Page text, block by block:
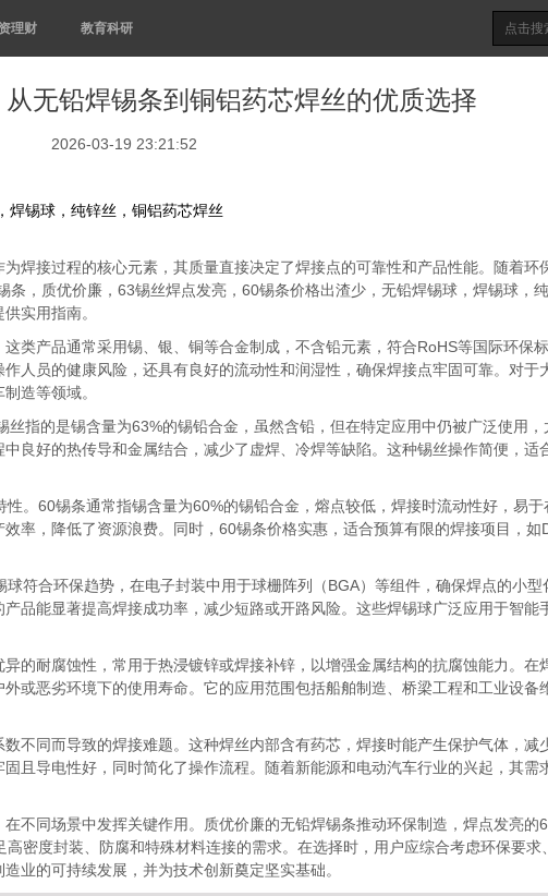
理财 教育科研
无铅焊锡条到铜铝药芯焊丝的优质选择
2026-03-19 23:21:52
焊锡球，纯锌丝，铜铝药芯焊丝
焊接过程的核心元素，其质量直接决定了焊接点的可靠性和产品性能。随着环
，质优价廉，63锡丝焊点发亮，60锡条价格出渣少，无铅焊锡球，焊锡球，
实用指南。
类产品通常采用锡、银、铜等合金制成，不含铅元素，符合RoHS等国际环保
员的健康风险，还具有良好的流动性和润湿性，确保焊接点牢固可靠。对于
造等领域。
指的是锡含量为63%的锡铅合金，虽然含铅，但在特定应用中仍被广泛使用
良好的热传导和金属结合，减少了虚焊、冷焊等缺陷。这种锡丝操作简便，适
。60锡条通常指锡含量为60%的锡铅合金，熔点较低，焊接时流动性好，易
率，降低了资源浪费。同时，60锡条价格实惠，适合预算有限的焊接项目，如
符合环保趋势，在电子封装中用于球栅阵列（BGA）等组件，确保焊点的小
品能显著提高焊接成功率，减少短路或开路风险。这些焊锡球广泛应用于智能
的耐腐蚀性，常用于热浸镀锌或焊接补锌，以增强金属结构的抗腐蚀能力。在
或恶劣环境下的使用寿命。它的应用范围包括船舶制造、桥梁工程和工业设备
不同而导致的焊接难题。这种焊丝内部含有药芯，焊接时能产生保护气体，减
且导电性好，同时简化了操作流程。随着新能源和电动汽车行业的兴起，其需
不同场景中发挥关键作用。质优价廉的无铅焊锡条推动环保制造，焊点发亮的
密度封装、防腐和特殊材料连接的需求。在选择时，用户应综合考虑环保要
业的可持续发展，并为技术创新奠定坚实基础。